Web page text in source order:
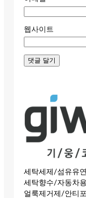
웹사이트
세탁세제/섬유유
세탁향수/자동차
얼룩제거제/안티